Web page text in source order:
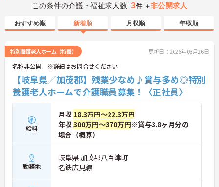
この条件の介護・福祉求人数 3件 ＋非公開求人
おすすめ順 新着順 月収順 年収順
特別養護老人ホーム（特養） 更新日：2026年03月26日
名称非公開 ※詳細はお問合せください
【岐阜県／加茂郡】残業少なめ♪賞与多め◎特別
養護老人ホームで介護職員募集！〈正社員〉
給料
月収 18.3万円～22.3万円
年収300万円～370万円※賞与3.8ヶ月分の
場合（概算）
勤務地
岐阜県 加茂郡八百津町
名鉄広見線